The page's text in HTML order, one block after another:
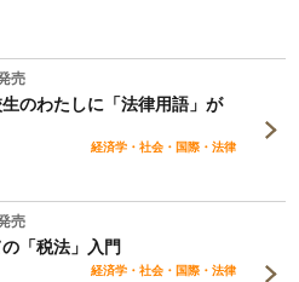
売
のわたしに「法律用語」が
経済学・社会・国際・法律
売
「税法」入門
経済学・社会・国際・法律